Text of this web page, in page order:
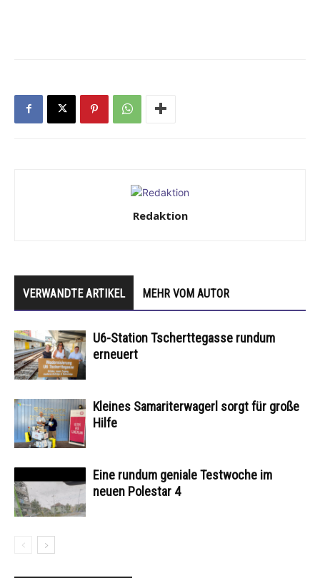
Redaktion
VERWANDTE ARTIKEL MEHR VOM AUTOR
U6-Station Tscherttegasse rundum
erneuert
Kleines Samariterwagerl sorgt für große
Hilfe
Eine rundum geniale Testwoche im
neuen Polestar 4